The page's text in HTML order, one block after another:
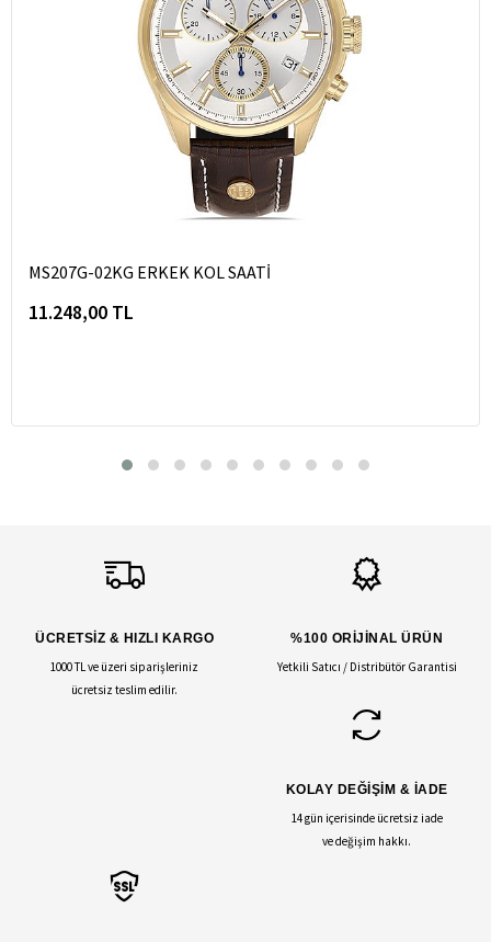
MS207G-02KG ERKEK KOL SAATİ
11.248,00 TL
ÜCRETSİZ & HIZLI KARGO
1000 TL ve üzeri siparişleriniz
ücretsiz teslim edilir.
%100 ORİJİNAL ÜRÜN
Yetkili Satıcı / Distribütör Garantisi
KOLAY DEĞİŞİM & İADE
14 gün içerisinde ücretsiz iade
ve değişim hakkı.